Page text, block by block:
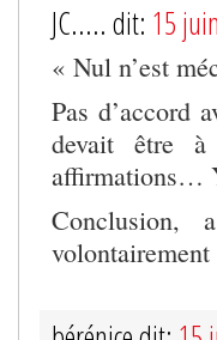
JC..... dit: 15
« Nul n’est
Pas d’accord
devait être
affirmations…
volontairement